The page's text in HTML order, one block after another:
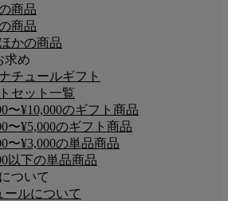
商品
商品
かの商品
求め
チュールギフト
セット一覧
〜¥10,000のギフト商品
〜¥5,000のギフト商品
〜¥3,000の単品商品
以下の単品商品
ついて
ールについて